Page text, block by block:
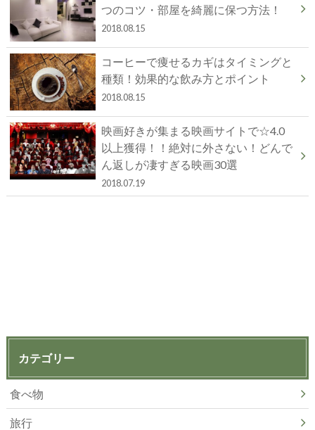
つのコツ・部屋を綺麗に保つ方法！
2018.08.15
コーヒーで痩せるカギはタイミングと
種類！効果的な飲み方とポイント
2018.08.15
映画好きが集まる映画サイトで☆4.0
以上獲得！！絶対に外さない！どんで
ん返しが凄すぎる映画30選
2018.07.19
カテゴリー
食べ物
旅行